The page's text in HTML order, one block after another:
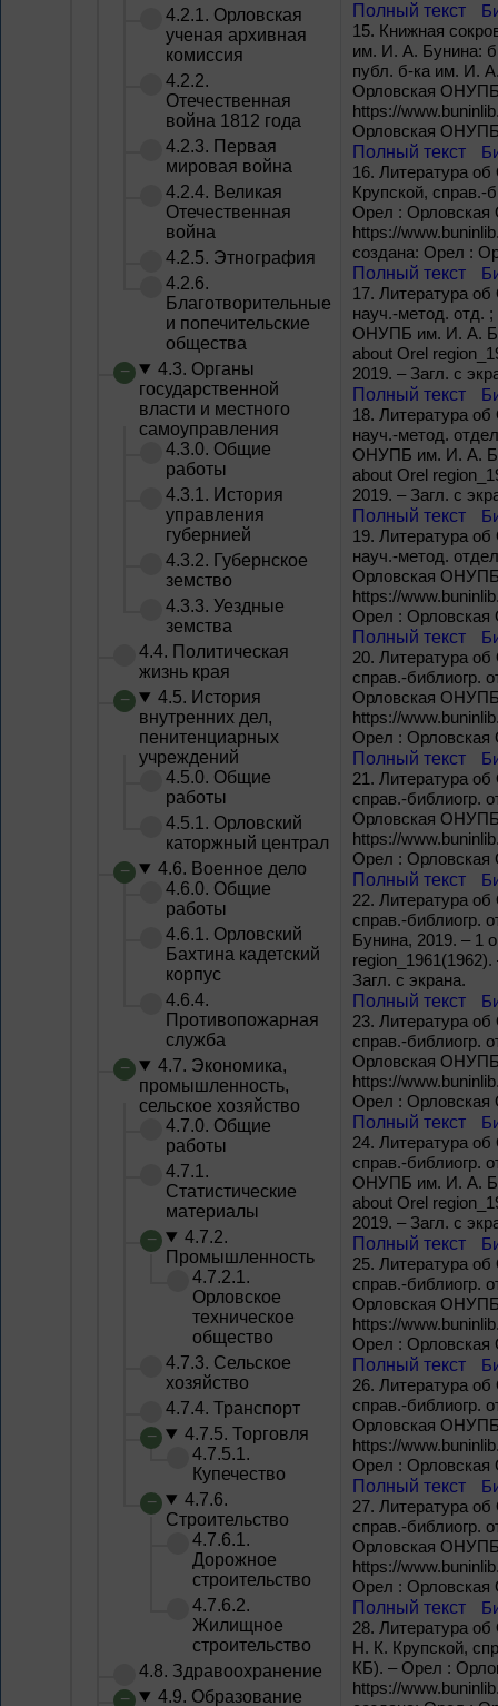
4.2.1. Орловская
ученая архивная
комиссия
4.2.2.
Отечественная
война 1812 года
4.2.3. Первая
мировая война
4.2.4. Великая
Отечественная
война
4.2.5. Этнография
4.2.6.
Благотворительные
и попечительские
общества
4.3. Органы
государственной
власти и местного
самоуправления
4.3.0. Общие
работы
4.3.1. История
управления
губернией
4.3.2. Губернское
земство
4.3.3. Уездные
земства
4.4. Политическая
жизнь края
4.5. История
внутренних дел,
пенитенциарных
учреждений
4.5.0. Общие
работы
4.5.1. Орловский
каторжный централ
4.6. Военное дело
4.6.0. Общие
работы
4.6.1. Орловский
Бахтина кадетский
корпус
4.6.4.
Противопожарная
служба
4.7. Экономика,
промышленность,
сельское хозяйство
4.7.0. Общие
работы
4.7.1.
Статистические
материалы
4.7.2.
Промышленность
4.7.2.1.
Орловское
техническое
общество
4.7.3. Сельское
хозяйство
4.7.4. Транспорт
4.7.5. Торговля
4.7.5.1.
Купечество
4.7.6.
Строительство
4.7.6.1.
Дорожное
строительство
4.7.6.2.
Жилищное
строительство
4.8. Здравоохранение
4.9. Образование
Полный текст
15. Книжная
им. И. А. Бунина:
публ. б-ка им. И.
Орловская ОНУПБ
https://
Орловская
Полный текст
16. Литература
Крупской,
Орел : Орловская
https://
создана: Орел :
Полный текст
17. Литература
науч.-метод. отд.
ОНУПБ им. И. А.
about Orel
2019. – Загл. с
Полный текст
18. Литература
науч.-метод.
ОНУПБ им. И. А.
about Orel
2019. – Загл. с
Полный текст
19. Литература
науч.-метод.
Орловская ОНУПБ
https://
Орел : Орловская
Полный текст
20. Литература
справ.-библиогр.
Орловская ОНУПБ
https://
Орел : Орловская
Полный текст
21. Литература
справ.-библиогр.
Орловская ОНУПБ
https://
Орел : Орловская
Полный текст
22. Литература
справ.-
Бунина, 2019. – 1
Загл. с экрана.
Полный текст
23. Литература
справ.-библиогр.
Орловская ОНУПБ
https://
Орел : Орловская
Полный текст
24. Литература
справ.-библиогр.
ОНУПБ им. И. А.
about Orel
2019. – Загл. с
Полный текст
25. Литература
справ.-библиогр.
Орловская ОНУПБ
https://
Орел : Орловская
Полный текст
26. Литература
справ.-библиогр.
Орловская ОНУПБ
https://
Орел : Орловская
Полный текст
27. Литература
справ.-библиогр.
Орловская ОНУПБ
https://
Орел : Орловская
Полный текст
28. Литература об
Н. К. Крупской,
КБ). – Орел :
https://